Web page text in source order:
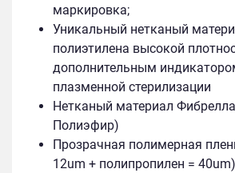
маркировка;
Уникальный нетканый
полиэтилена высокой
дополнительным
плазменной стерилизации
Нетканый материал
Полиэфир)
Прозрачная полимерная
12um + полипропилен = 40um)